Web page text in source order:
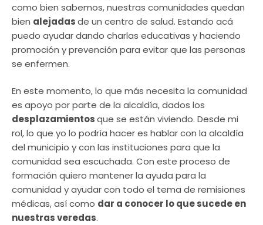
como bien sabemos, nuestras comunidades quedan
bien alejadasde un centro de salud. Estando acá
puedo ayudar dando charlas educativas y haciendo
promoción y prevención para evitar que las personas
se enfermen.
En este momento, lo que más necesita la comunidad
es apoyo por parte de la alcaldía, dados los
desplazamientosque se están viviendo. Desde mi
rol, lo que yo lo podría hacer es hablar con la alcaldía
del municipio y con las instituciones para que la
comunidad sea escuchada. Con este proceso de
formación quiero mantener la ayuda para la
comunidad y ayudar con todo el tema de remisiones
médicas, así como dar a conocer lo que sucede en
nuestras veredas.